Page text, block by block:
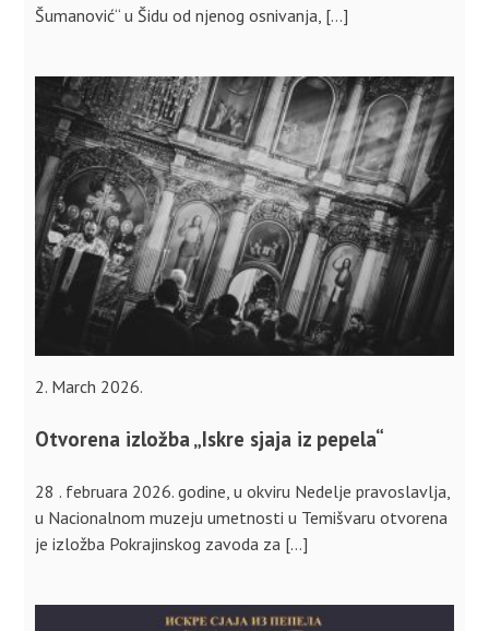
Šumanović“ u Šidu od njenog osnivanja, […]
2. March 2026.
Otvorena izložba „Iskre sjaja iz pepela“
28 . februara 2026. godine, u okviru Nedelje pravoslavlja,
u Nacionalnom muzeju umetnosti u Temišvaru otvorena
je izložba Pokrajinskog zavoda za […]